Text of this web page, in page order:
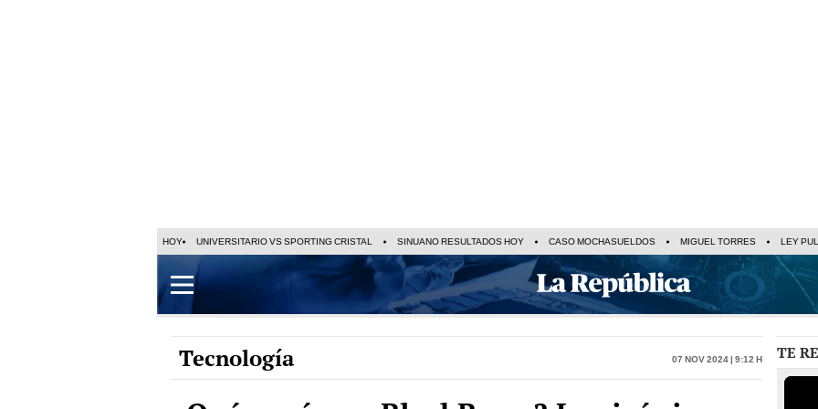
HOY UNIVERSITARIO VS SPORTING CRISTAL SINUANO RESULTADOS HOY CASO MOCHASUELDOS MIGUEL TORRES LEY
Tecnología 07 Nov 2024 | 9:12 h TE